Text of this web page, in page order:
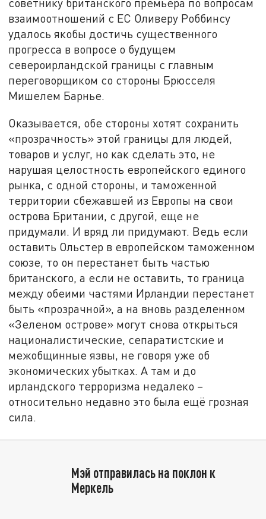
взаимоотношений с ЕС Оливеру Роббинсу
удалось якобы достичь существенного
прогресса в вопросе о будущем
североирландской границы с главным
переговорщиком со стороны Брюсселя
Мишелем Барнье.
Оказывается, обе стороны хотят сохранить
«прозрачность» этой границы для людей,
товаров и услуг, но как сделать это, не
нарушая целостность европейского единого
рынка, с одной стороны, и таможенной
территории сбежавшей из Европы на свои
острова Британии, с другой, еще не
придумали. И вряд ли придумают. Ведь если
оставить Ольстер в европейском таможенном
союзе, то он перестанет быть частью
британского, а если не оставить, то граница
между обеими частями Ирландии перестанет
быть «прозрачной», а на вновь разделенном
«Зеленом острове» могут снова открыться
националистические, сепаратистские и
межобщинные язвы, не говоря уже об
экономических убытках. А там и до
ирландского терроризма недалеко –
относительно недавно это была ещё грозная
сила.
Мэй отправилась на поклон к
Меркель